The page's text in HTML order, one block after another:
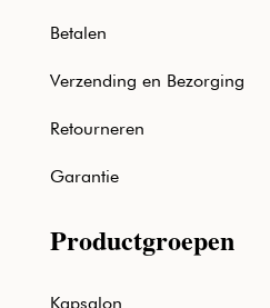
Betalen
Verzending en Bezorging
Retourneren
Garantie
Productgroepen
Kapsalon